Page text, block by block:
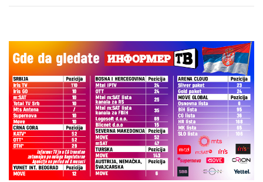
ulivaju samopouzdanje Partizanu